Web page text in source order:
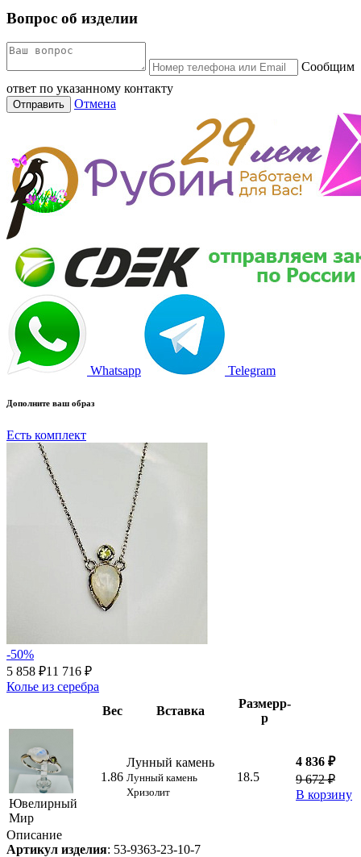
Вопрос об изделии
Сообщим
ответ по указанному контакту
Отправить Отмена
Whatsapp Telegram
Дополните ваш образ
Есть комплект
-50%
5 858 ₽11 716 ₽
Колье из серебра
Вес
Вставка
Размерр-
р
Ювелирный
Мир
1.86
Лунный камень
Лунный камень
Хризолит
18.5
4 836 ₽
9 672 ₽
В корзину
Описание
Артикул изделия: 53-9363-23-10-7